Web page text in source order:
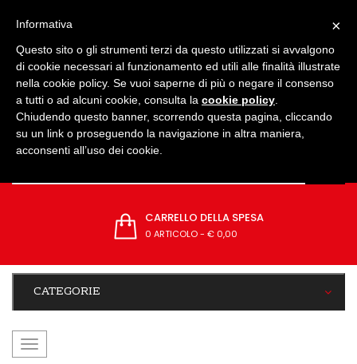
CARRELLO DELLA SPESA
0 ARTICOLO- € 0,00
CATEGORIE
navigazione
×
Informativa
Questo sito o gli strumenti terzi da questo utilizzati si avvalgono
di cookie necessari al funzionamento ed utili alle finalità illustrate
nella cookie policy. Se vuoi saperne di più o negare il consenso
a tutti o ad alcuni cookie, consulta la cookie policy
Chiudendo questo banner, scorrendo questa pagina, cliccando
su un link o proseguendo la navigazione in altra maniera,
acconsenti all’uso dei cookie.